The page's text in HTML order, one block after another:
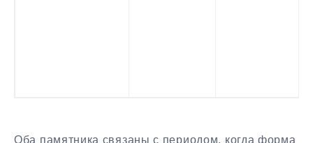
Оба памятника связаны с периодом, когда форма